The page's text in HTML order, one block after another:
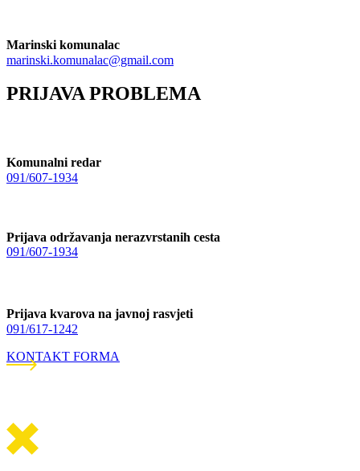
Marinski komunalac
marinski.komunalac@gmail.com
PRIJAVA PROBLEMA
Komunalni redar
091/607-1934
Prijava održavanja nerazvrstanih cesta
091/607-1934
Prijava kvarova na javnoj rasvjeti
091/617-1242
KONTAKT FORMA